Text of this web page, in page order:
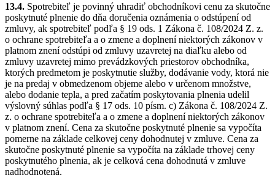
13.4. Spotrebiteľ je povinný uhradiť obchodníkovi cenu za skutočne
poskytnuté plnenie do dňa doručenia oznámenia o odstúpení od
zmluvy, ak spotrebiteľ podľa § 19 ods. 1 Zákona č. 108/2024 Z. z.
o ochrane spotrebiteľa a o zmene a doplnení niektorých zákonov v
platnom znení odstúpi od zmluvy uzavretej na diaľku alebo od
zmluvy uzavretej mimo prevádzkových priestorov obchodníka,
ktorých predmetom je poskytnutie služby, dodávanie vody, ktorá nie
je na predaj v obmedzenom objeme alebo v určenom množstve,
alebo dodanie tepla, a pred začatím poskytovania plnenia udelil
výslovný súhlas podľa § 17 ods. 10 písm. c) Zákona č. 108/2024 Z.
z. o ochrane spotrebiteľa a o zmene a doplnení niektorých zákonov
v platnom znení. Cena za skutočne poskytnuté plnenie sa vypočíta
pomerne na základe celkovej ceny dohodnutej v zmluve. Cena za
skutočne poskytnuté plnenie sa vypočíta na základe trhovej ceny
poskytnutého plnenia, ak je celková cena dohodnutá v zmluve
nadhodnotená.